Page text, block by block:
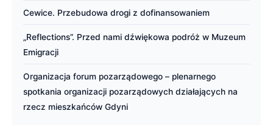
Cewice. Przebudowa drogi z dofinansowaniem
„Reflections”. Przed nami dźwiękowa podróż w Muzeum
Emigracji
Organizacja forum pozarządowego – plenarnego
spotkania organizacji pozarządowych działających na
rzecz mieszkańców Gdyni